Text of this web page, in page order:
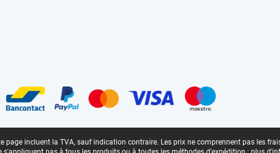
page incluent la TVA, sauf indication contraire. Les prix ne comprennent pas les